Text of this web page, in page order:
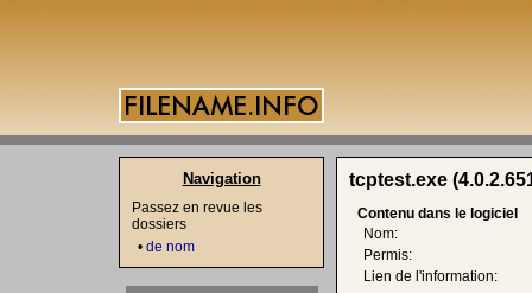
tcptest.exe
Contenu dans le logiciel
Nom:
Permis:
Lien de l'information:
Navigation
Passez en revue les
dossiers
• de nom